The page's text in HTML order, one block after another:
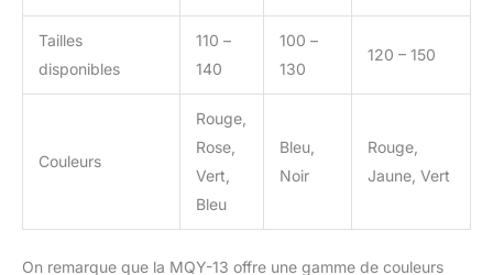
Tailles
disponibles
110 –
140
100 –
130
120 – 150
Couleurs
Rouge,
Rose,
Vert,
Bleu
Bleu,
Noir
Rouge,
Jaune, Vert
On remarque que la MQY-13 offre une gamme de couleurs